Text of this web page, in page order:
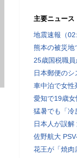
主要ニュース
地震速報（
熊本の被災地
25歳国税職
日本郵便のシ
車中泊で女性
愛知で19歳
猛暑でも「冷
日本人が誤
佐野航大
花王が「焼肉